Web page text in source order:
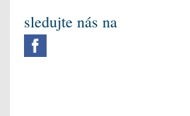
sledujte nás na